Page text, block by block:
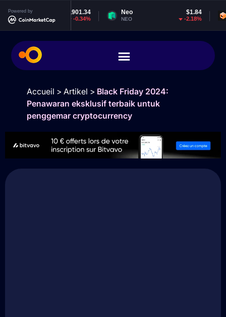
Powered by$1,901.34
-0.34%
Neo
NEO
EOS
EOS
Accueil > Artikel > Black Friday 2024:
Penawaran eksklusif terbaik untuk
penggemar cryptocurrency